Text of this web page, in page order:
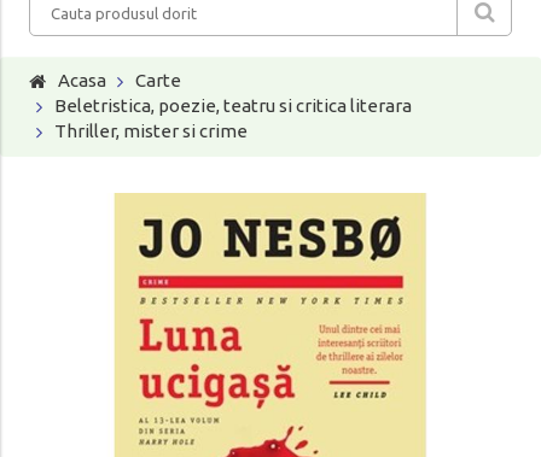
Acasa
Carte
Beletristica, poezie, teatru si critica literara
Thriller, mister si crime